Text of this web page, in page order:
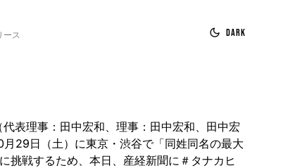
ース
Dark
表理事：田中宏和、理事：田中宏和、田中宏
29日（土）に東京・渋谷で「同姓同名の最大
挑戦するため、本日、産経新聞に＃タナカヒ